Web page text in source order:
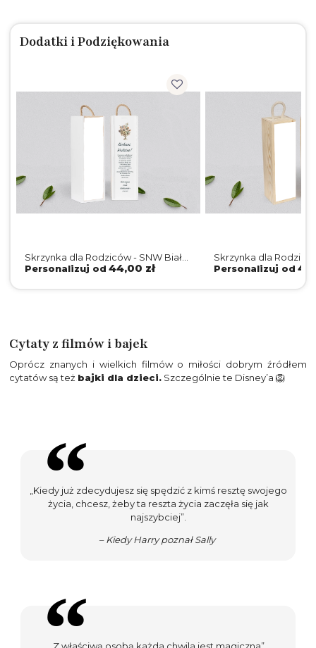
Dodatki i Podziękowania
Skrzynka dla Rodziców - SNW Biała
Rustic Summer Motyw 2
Personalizuj od 44,00 zł
Skrzynka dla
Naturalna Rustic
Personalizuj od
Cytaty z filmów i bajek
Oprócz znanych i wielkich filmów o miłości dobrym źródłem
cytatów są też bajki dla dzieci. Szczególnie te Disney’a 🦁
„Kiedy już zdecydujesz się spędzić z kimś resztę swojego
życia, chcesz, żeby ta reszta życia zaczęła się jak
najszybciej”.
– Kiedy Harry poznał Sally
„Z właściwą osobą każda chwila jest magiczna”.